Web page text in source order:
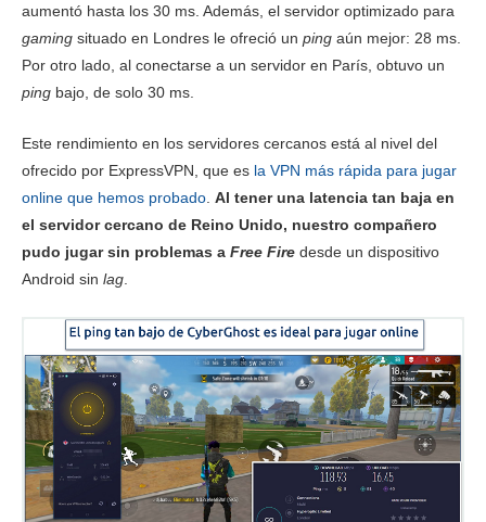
Descarga
Subida
Ping
Descarga
Australia
Descarga
Subida
111.83 Mbps
95.40 Mbps
120 ms
166.18 Mbps
145 ms
87.54 Mbps
11.23 Mbps
158.51 Mbps
118 ms
134.14 Mbps
152 ms
142 Mbps
115.86 Mbps
6.61
aumentó hasta los 30 ms. Además, el servidor optimizado para
gaming situado en Londres le ofreció un ping aún mejor: 28 ms.
Por otro lado, al conectarse a un servidor en París, obtuvo un
ping bajo, de solo 30 ms.
Este rendimiento en los servidores cercanos está al nivel del
ofrecido por ExpressVPN, que es la VPN más rápida para jugar
online que hemos probado Al tener una latencia tan baja en
el servidor cercano de Reino Unido, nuestro compañero
pudo jugar sin problemas a Free Fire desde un dispositivo
Android sin lag